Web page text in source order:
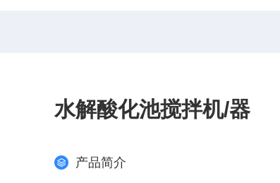
水解酸化池搅拌机/器
产品简介